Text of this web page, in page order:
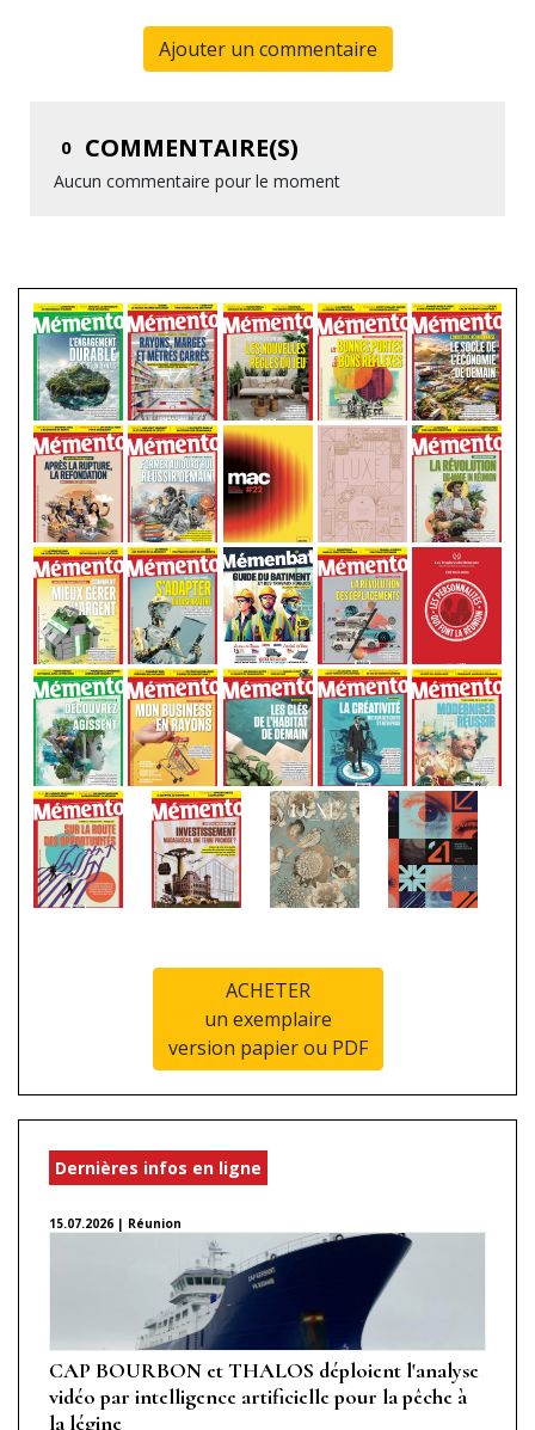
Ajouter un commentaire
0 COMMENTAIRE(S)
Aucun commentaire pour le moment
ACHETER
un exemplaire
version papier ou PDF
Dernières infos en ligne
15.07.2026 | Réunion
CAP BOURBON et THALOS déploient l'analyse
vidéo par intelligence artificielle pour la pêche à
la légine